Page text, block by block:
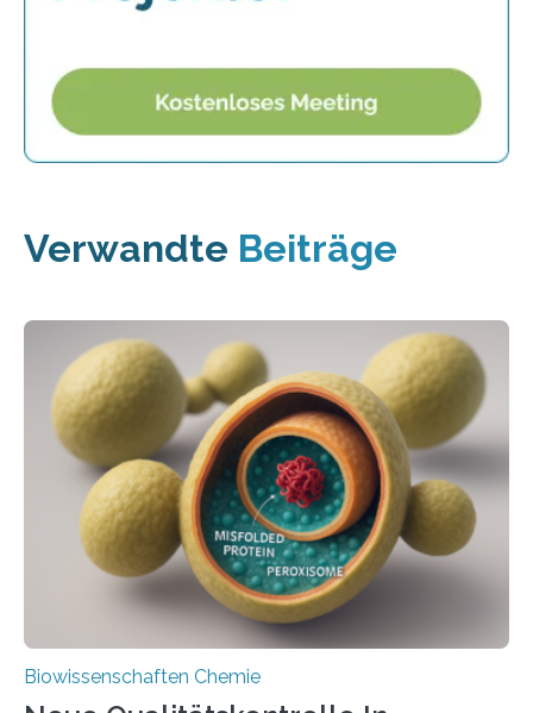
Verwandte Beiträge
Biowissenschaften Chemie